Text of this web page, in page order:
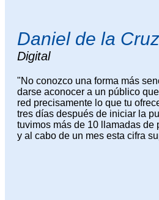
Daniel de la Cruz
Digital
"No conozco una forma más
darse aconocer a un público
red precisamente lo que tu
tres días después de iniciar la
tuvimos más de 10 llamadas de
y al cabo de un mes esta cifra